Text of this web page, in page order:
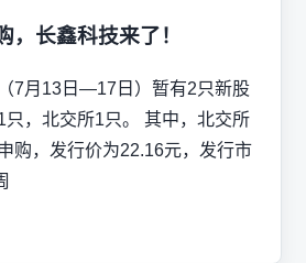
，长鑫科技来了！
7月13日—17日）暂有2只新股
只，北交所1只。 其中，北交所
购，发行价为22.16元，发行市